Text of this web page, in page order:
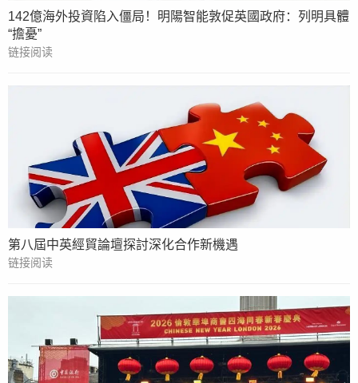
142億海外投資陷入僵局！明陽智能敦促英國政府：列明具體
“擔憂”
链接阅读
第八屆中英經貿論壇探討深化合作新機遇
链接阅读